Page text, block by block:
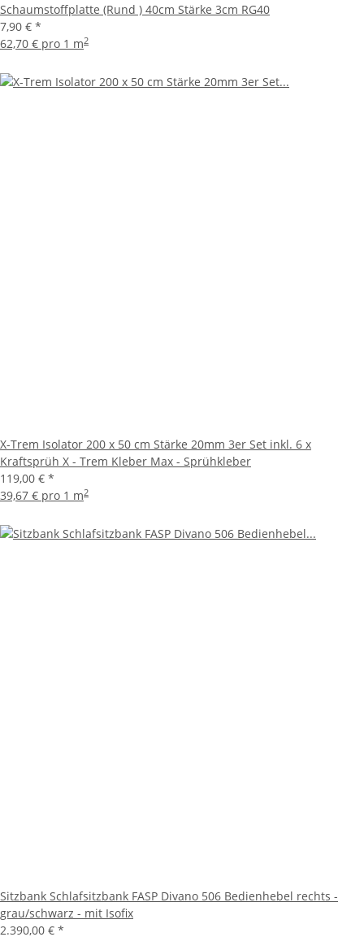
Schaumstoffplatte (Rund ) 40cm Stärke 3cm RG40
7,90 € *
62,70 € pro 1 m2
X-Trem Isolator 200 x 50 cm Stärke 20mm 3er Set inkl. 6 x
Kraftsprüh X - Trem Kleber Max - Sprühkleber
119,00 € *
39,67 € pro 1 m2
Sitzbank Schlafsitzbank FASP Divano 506 Bedienhebel rechts -
grau/schwarz - mit Isofix
2.390,00 € *